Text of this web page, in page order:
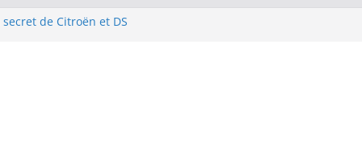
de Citroën et DS
pour DS PENSKE malgré
les projecteurs
et intégration de